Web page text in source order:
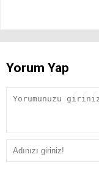
Yorum Yap